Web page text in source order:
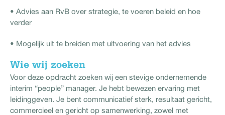
• Advies aan RvB over strategie, te voeren beleid en hoe
verder
• Mogelijk uit te breiden met uitvoering van het advies
Wie wij zoeken
Voor deze opdracht zoeken wij een stevige ondernemende
interim “people” manager. Je hebt bewezen ervaring met
leidinggeven. Je bent communicatief sterk, resultaat gericht,
commercieel en gericht op samenwerking, zowel met